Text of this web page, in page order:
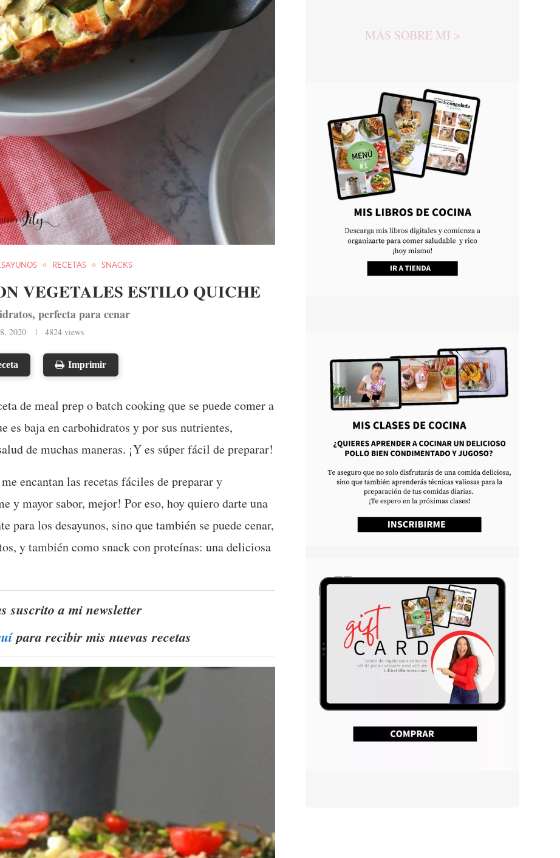
RECETAS SNACKS
VEGETALES ESTILO QUICHE
perfecta para cenar
2020 4824 views
Imprimir
de meal prep o batch cooking que se puede comer a
es baja en carbohidratos y por sus nutrientes,
de muchas maneras. ¡Y es súper fácil de preparar!
encantan las recetas fáciles de preparar y
y mayor sabor, mejor! Por eso, hoy quiero darte una
para los desayunos, sino que también se puede cenar,
y también como snack con proteínas: una deliciosa
suscrito a mi newsletter
para recibir mis nuevas recetas
MÁS SOBRE MI >